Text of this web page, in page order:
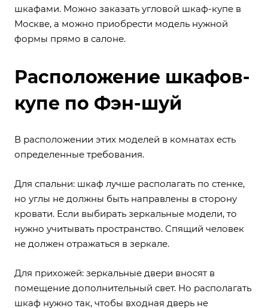
шкафами. Можно заказать угловой шкаф-купе в
Москве, а можно приобрести модель нужной
формы прямо в салоне.
Расположение шкафов-
купе по Фэн-шуй
В расположении этих моделей в комнатах есть
определенные требования.
Для спальни: шкаф лучше располагать по стенке,
но углы не должны быть направлены в сторону
кровати. Если выбирать зеркальные модели, то
нужно учитывать пространство. Спящий человек
не должен отражаться в зеркале.
Для прихожей: зеркальные двери вносят в
помещение дополнительный свет. Но располагать
шкаф нужно так, чтобы входная дверь не